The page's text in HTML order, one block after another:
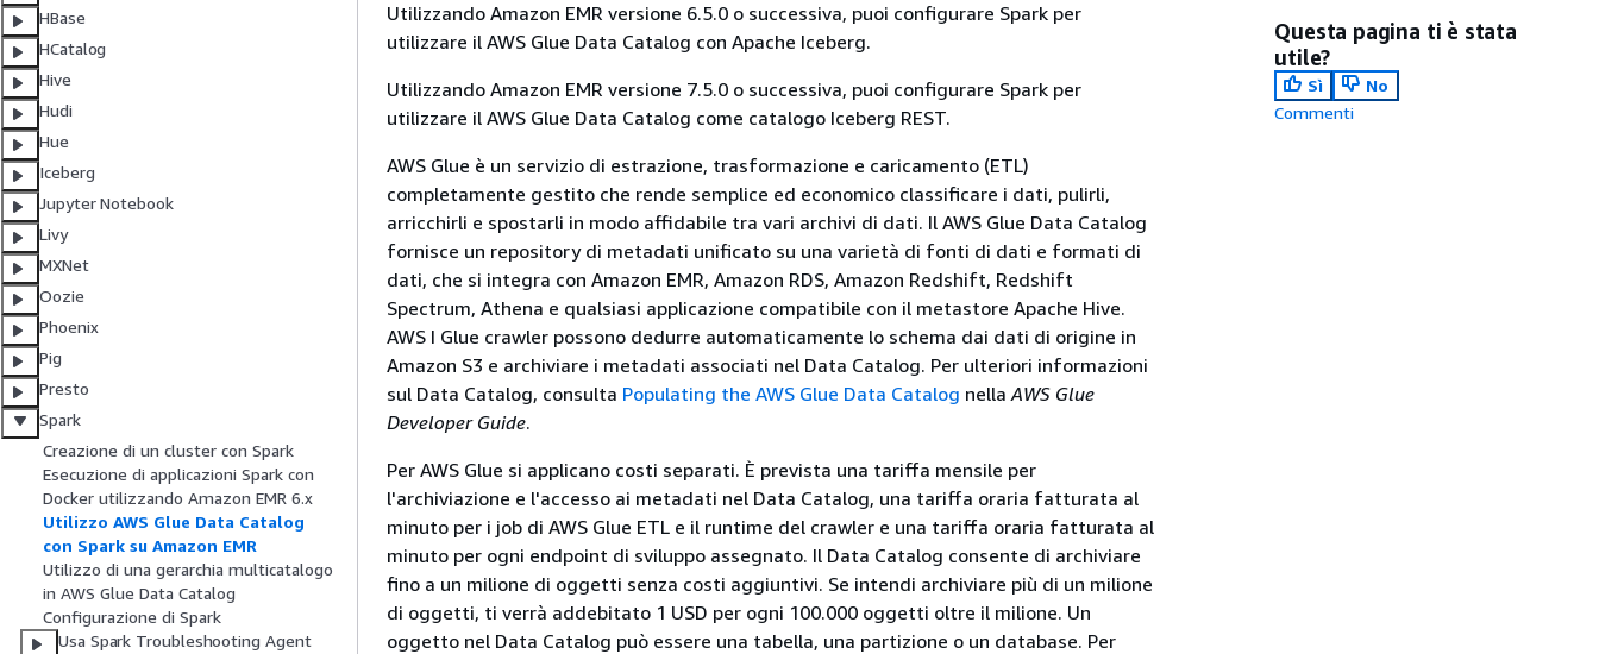
HBase
HCatalog
Hive
Hudi
Hue
Iceberg
Jupyter Notebook
Livy
MXNet
Oozie
Phoenix
Pig
Presto
Spark
Creazione di un cluster con Spark
Esecuzione di applicazioni Spark con
Docker utilizzando Amazon EMR 6.x
Utilizzo AWS Glue Data Catalog
con Spark su Amazon EMR
Utilizzo di una gerarchia multicatalogo
in AWS Glue Data Catalog
Configurazione di Spark
Usa Spark Troubleshooting Agent
Utilizzando Amazon EMR versione 6.5.0 o successiva, puoi configurare Spark per
utilizzare il AWS Glue Data Catalog con Apache Iceberg.
Utilizzando Amazon EMR versione 7.5.0 o successiva, puoi configurare Spark per
utilizzare il AWS Glue Data Catalog come catalogo Iceberg REST.
AWS Glue è un servizio di estrazione, trasformazione e caricamento (ETL)
completamente gestito che rende semplice ed economico classificare i dati, pulirli,
arricchirli e spostarli in modo affidabile tra vari archivi di dati. Il AWS Glue Data Catalog
fornisce un repository di metadati unificato su una varietà di fonti di dati e formati di
dati, che si integra con Amazon EMR, Amazon RDS, Amazon Redshift, Redshift
Spectrum, Athena e qualsiasi applicazione compatibile con il metastore Apache Hive.
AWS I Glue crawler possono dedurre automaticamente lo schema dai dati di origine in
Amazon S3 e archiviare i metadati associati nel Data Catalog. Per ulteriori informazioni
sul Data Catalog, consulta Populating the AWS Glue Data Catalog nellaAWS Glue
Developer Guide.
Per AWS Glue si applicano costi separati. È prevista una tariffa mensile per
l'archiviazione e l'accesso ai metadati nel Data Catalog, una tariffa oraria fatturata al
minuto per i job di AWS Glue ETL e il runtime del crawler e una tariffa oraria fatturata al
minuto per ogni endpoint di sviluppo assegnato. Il Data Catalog consente di archiviare
fino a un milione di oggetti senza costi aggiuntivi. Se intendi archiviare più di un milione
di oggetti, ti verrà addebitato 1 USD per ogni 100.000 oggetti oltre il milione. Un
oggetto nel Data Catalog può essere una tabella, una partizione o un database. Per
Questa pagina ti è stata
utile?
Sì
No
Commenti